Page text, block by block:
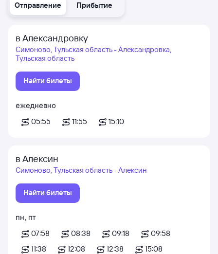
Отправление Прибытие
в Александровку
Симоново, Тульская область - Александровка,
Тульская область
Найти билеты
ежедневно
05:55
11:55 15:10
в Алексин
Симоново, Тульская область - Алексин
Найти билеты
пн, пт
07:58
08:38 09:18
09:58
11:38
12:08 12:38
15:08